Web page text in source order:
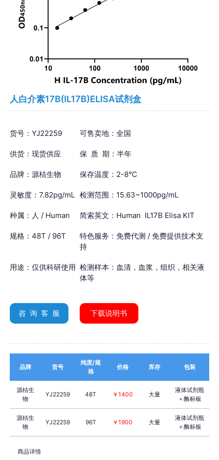
人白介素17B(IL17B)ELISA试剂盒
货号：YJ22259 可售卖地：全国
供货：现货供应 保 质 期：半年
品牌：源桔生物 保存温度：2-8℃
灵敏度：7.82pg/mL 检测范围：15.63~1000pg/mL
种属：人 / Human 简索英文：Human IL17B Elisa KIT
规格：48T / 96T
特色服务：免费代测 / 免费提供技术支
持
用途：仅供科研使用 检测样本：血清，血浆，组织，相关液
体等
咨 询 客 服 下载说明书
品牌 货号
纯度/规
格
价格 库存 包装
源桔生
物
YJ22259 48T ￥1400 大量
液体试剂瓶
＋酶标板
源桔生
物
YJ22259 96T ￥1900 大量
液体试剂瓶
＋酶标板
商品详情